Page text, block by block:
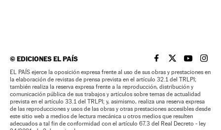
©EDICIONES EL PAÍS EL PAÍS BRASIL EN
EL PAÍSEL PAÍS
EL
EL PAÍS ejerce la oposición expresa frente al uso de sus obras y prestaciones en
la elaboración de revistas de prensa prevista en el artículo 32.1 del TRLPI;
también realiza la reserva expresa frente a la reproducción, distribución y
comunicación pública de sus trabajos y artículos sobre temas de actualidad
prevista en el artículo 33.1 del TRLPI; y, asimismo, realiza una reserva expresa
de las reproducciones y usos de las obras y otras prestaciones accesibles desde
este sitio web a medios de lectura mecánica u otros medios que resulten
adecuados a tal fin de conformidad con el artículo 67.3 del Real Decreto - ley